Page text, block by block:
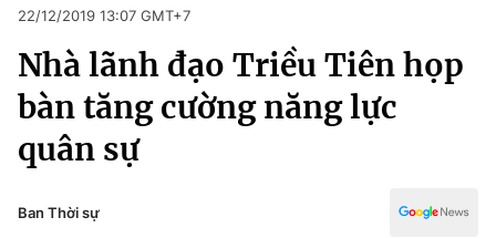
Chuyên mục
Chính trị
Xã hội
Pháp luật
Pháp luật
Kinh tế
Thể thao
Truyền hình
Văn hóa - Giải trí
Công nghệ
22/12/2019 13:07 GMT+7
Nhà lãnh đạo Triều Tiên họp
bàn tăng cường năng lực
quân sự
Ban Thời sự